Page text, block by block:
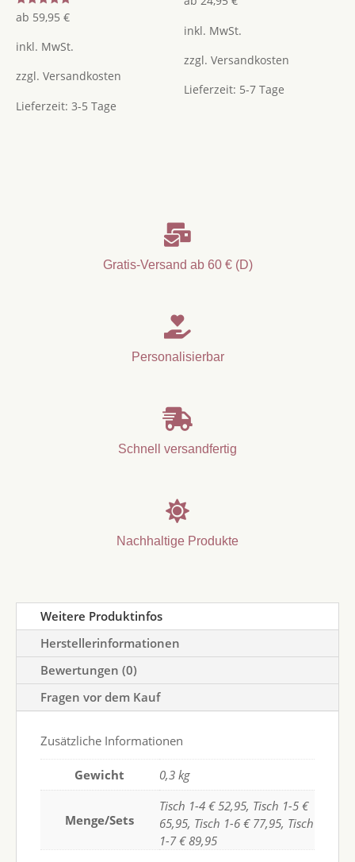
Bewertet
mit
von 5
ab 59,95 €
inkl. MwSt.
zzgl. Versandkosten
Lieferzeit: 3-5 Tage
inkl. MwSt.
zzgl.Versandkosten
Lieferzeit: 5-7 Tage

Gratis-Versand ab 60 € (D)

Personalisierbar

Schnell versandfertig

Nachhaltige Produkte
Weitere Produktinfos
Herstellerinformationen
Bewertungen (0)
Fragen vor dem Kauf
Zusätzliche Informationen
Gewicht 0,3 kg
Menge/Sets
Tisch 1-4 € 52,95, Tisch 1-5 €
65,95, Tisch 1-6 € 77,95, Tisch
1-7 € 89,95